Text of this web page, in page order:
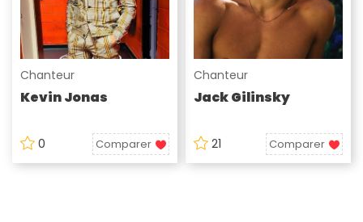
Chanteur
Kevin Jonas
0 Comparer
Chanteur
Jack Gilinsky
21 Comparer